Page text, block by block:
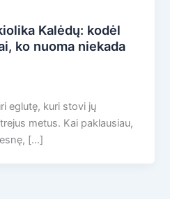
Kalėdų: kodėl
ko nuoma niekada
eglutę, kuri stovi jų
metus. Kai paklausiau,
[…]